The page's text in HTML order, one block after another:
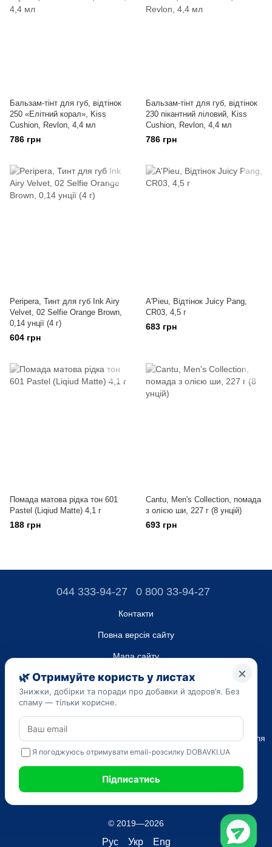
Бальзам-тінт для губ, відтінок
250 «Елітний корал», Kiss
Cushion, Revlon, 4,4 мл
786 грн
Бальзам-тінт для губ, відтінок
230 пікантний ліловий, Kiss
Cushion, Revlon, 4,4 мл
786 грн
Peripera, Тинт для губ Ink Airy
Velvet, 02 Selfie Orange Brown,
0,14 унції (4 г)
604 грн
A'Pieu, Відтінок Juicy Pang,
CR03, 4,5 г
683 грн
Помада матова рідка тон 601
Pastel (Liqiud Matte) 4,1 г
188 грн
Cantu, Men's Collection, помада
з олією ши, 227 г (8 унцій)
693 грн
044 333-94-27 0 800 33-94-27
Контакти
Повна версія сайту
Мапа сайту
ТОВ “ДО ЮА”,
Код ЄДРПОУ 45223262
Дата реєстрації 14.09.2023
Наведена на сайті dobavki.ua інформація носить виключно
Ознайомчий характер. Не використовуйте нашу інформацію для
діагностики та лікування. Тільки ваш Лікуючий лікар може
САМОЛІКУВАННЯ МОЖЕ БУТИ ШКІДЛИВИМ ДЛЯ ВАШОГО
© 2019—2026
Рус Укр Eng